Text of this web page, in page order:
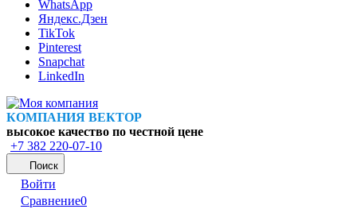
WhatsApp
Яндекс.Дзен
TikTok
Pinterest
Snapchat
LinkedIn
КОМПАНИЯ ВЕКТОР
высокое качество по честной цене
+7 382 220-07-10
Поиск
Войти
Сравнение0